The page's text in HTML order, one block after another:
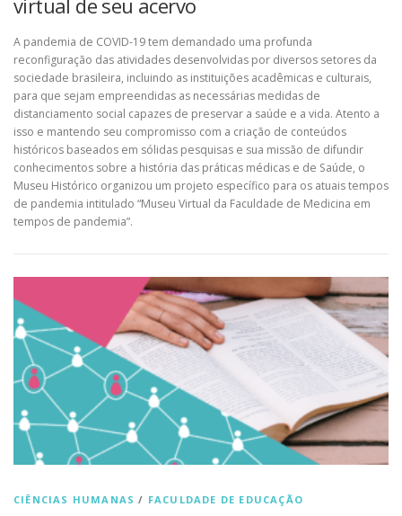
virtual de seu acervo
A pandemia de COVID-19 tem demandado uma profunda
reconfiguração das atividades desenvolvidas por diversos setores da
sociedade brasileira, incluindo as instituições acadêmicas e culturais,
para que sejam empreendidas as necessárias medidas de
distanciamento social capazes de preservar a saúde e a vida. Atento a
isso e mantendo seu compromisso com a criação de conteúdos
históricos baseados em sólidas pesquisas e sua missão de difundir
conhecimentos sobre a história das práticas médicas e de Saúde, o
Museu Histórico organizou um projeto específico para os atuais tempos
de pandemia intitulado “Museu Virtual da Faculdade de Medicina em
tempos de pandemia”.
CIÊNCIAS HUMANAS / FACULDADE DE EDUCAÇÃO